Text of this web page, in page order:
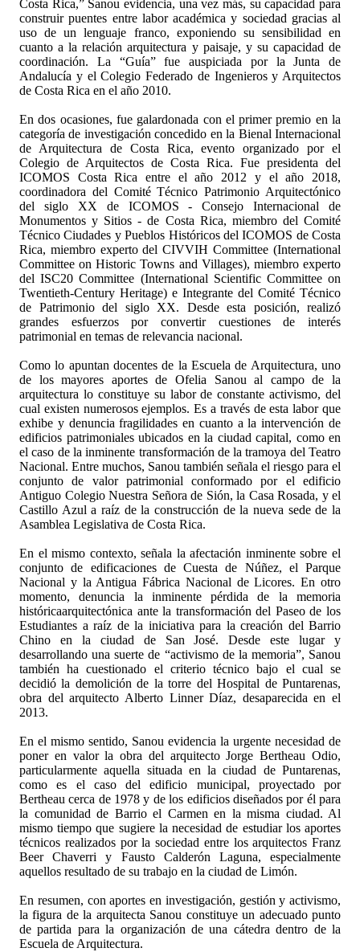
Costa Rica,” Sanou evidencia, una vez más, su capacidad para
construir puentes entre labor académica y sociedad gracias al
uso de un lenguaje franco, exponiendo su sensibilidad en
cuanto a la relación arquitectura y paisaje, y su capacidad de
coordinación. La “Guía” fue auspiciada por la Junta de
Andalucía y el Colegio Federado de Ingenieros y Arquitectos
de Costa Rica en el año 2010.
En dos ocasiones, fue galardonada con el primer premio en la
categoría de investigación concedido en la Bienal Internacional
de Arquitectura de Costa Rica, evento organizado por el
Colegio de Arquitectos de Costa Rica. Fue presidenta del
ICOMOS Costa Rica entre el año 2012 y el año 2018,
coordinadora del Comité Técnico Patrimonio Arquitectónico
del siglo XX de ICOMOS - Consejo Internacional de
Monumentos y Sitios - de Costa Rica, miembro del Comité
Técnico Ciudades y Pueblos Históricos del ICOMOS de Costa
Rica, miembro experto del CIVVIH Committee (International
Committee on Historic Towns and Villages), miembro experto
del ISC20 Committee (International Scientific Committee on
Twentieth-Century Heritage) e Integrante del Comité Técnico
de Patrimonio del siglo XX. Desde esta posición, realizó
grandes esfuerzos por convertir cuestiones de interés
patrimonial en temas de relevancia nacional.
Como lo apuntan docentes de la Escuela de Arquitectura, uno
de los mayores aportes de Ofelia Sanou al campo de la
arquitectura lo constituye su labor de constante activismo, del
cual existen numerosos ejemplos. Es a través de esta labor que
exhibe y denuncia fragilidades en cuanto a la intervención de
edificios patrimoniales ubicados en la ciudad capital, como en
el caso de la inminente transformación de la tramoya del Teatro
Nacional. Entre muchos, Sanou también señala el riesgo para el
coǌunto de valor patrimonial conformado por el edificio
Antiguo Colegio Nuestra Señora de Sión, la Casa Rosada, y el
Castillo Azul a raíz de la construcción de la nueva sede de la
Asamblea Legislativa de Costa Rica.
En el mismo contexto, señala la afectación inminente sobre el
coǌunto de edificaciones de Cuesta de Núñez, el Parque
Nacional y la Antigua Fábrica Nacional de Licores. En otro
momento, denuncia la inminente pérdida de la memoria
históricaarquitectónica ante la transformación del Paseo de los
Estudiantes a raíz de la iniciativa para la creación del Barrio
Chino en la ciudad de San José. Desde este lugar y
desarrollando una suerte de “activismo de la memoria”, Sanou
también ha cuestionado el criterio técnico bajo el cual se
decidió la demolición de la torre del Hospital de Puntarenas,
obra del arquitecto Alberto Linner Díaz, desaparecida en el
2013.
En el mismo sentido, Sanou evidencia la urgente necesidad de
poner en valor la obra del arquitecto Jorge Bertheau Odio,
particularmente aquella situada en la ciudad de Puntarenas,
como es el caso del edificio municipal, proyectado por
Bertheau cerca de 1978 y de los edificios diseñados por él para
la comunidad de Barrio el Carmen en la misma ciudad. Al
mismo tiempo que sugiere la necesidad de estudiar los aportes
técnicos realizados por la sociedad entre los arquitectos Franz
Beer Chaverri y Fausto Calderón Laguna, especialmente
aquellos resultado de su trabajo en la ciudad de Limón.
En resumen, con aportes en investigación, gestión y activismo,
la figura de la arquitecta Sanou constituye un adecuado punto
de partida para la organización de una cátedra dentro de la
Escuela de Arquitectura.